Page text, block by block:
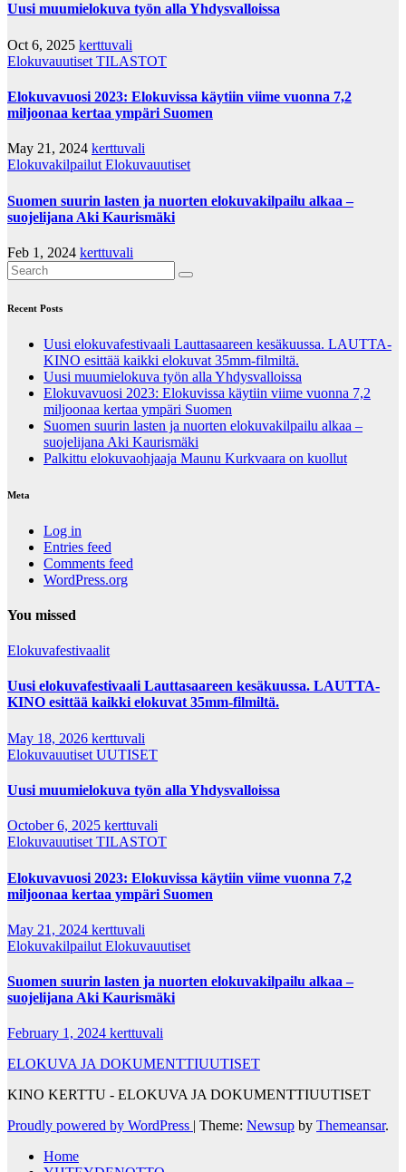
Uusi muumielokuva työn alla Yhdysvalloissa
Oct 6, 2025 kerttuvali
Elokuvauutiset TILASTOT
Elokuvavuosi 2023: Elokuvissa käytiin viime vuonna 7,2
miljoonaa kertaa ympäri Suomen
May 21, 2024 kerttuvali
Elokuvakilpailut Elokuvauutiset
Suomen suurin lasten ja nuorten elokuvakilpailu alkaa –
suojelijana Aki Kaurismäki
Feb 1, 2024 kerttuvali
Recent Posts
Uusi elokuvafestivaali Lauttasaareen kesäkuussa. LAUTTA-
KINO esittää kaikki elokuvat 35mm-filmiltä.
Uusi muumielokuva työn alla Yhdysvalloissa
Elokuvavuosi 2023: Elokuvissa käytiin viime vuonna 7,2
miljoonaa kertaa ympäri Suomen
Suomen suurin lasten ja nuorten elokuvakilpailu alkaa –
suojelijana Aki Kaurismäki
Palkittu elokuvaohjaaja Maunu Kurkvaara on kuollut
Meta
Log in
Entries feed
Comments feed
WordPress.org
You missed
Elokuvafestivaalit
Uusi elokuvafestivaali Lauttasaareen kesäkuussa. LAUTTA-
KINO esittää kaikki elokuvat 35mm-filmiltä.
May 18, 2026 kerttuvali
Elokuvauutiset UUTISET
Uusi muumielokuva työn alla Yhdysvalloissa
October 6, 2025 kerttuvali
Elokuvauutiset TILASTOT
Elokuvavuosi 2023: Elokuvissa käytiin viime vuonna 7,2
miljoonaa kertaa ympäri Suomen
May 21, 2024 kerttuvali
Elokuvakilpailut Elokuvauutiset
Suomen suurin lasten ja nuorten elokuvakilpailu alkaa –
suojelijana Aki Kaurismäki
February 1, 2024 kerttuvali
ELOKUVA JA DOKUMENTTIUUTISET
KINO KERTTU - ELOKUVA JA DOKUMENTTIUUTISET
Proudly powered by WordPress | Theme: Newsup by Themeansar.
Home